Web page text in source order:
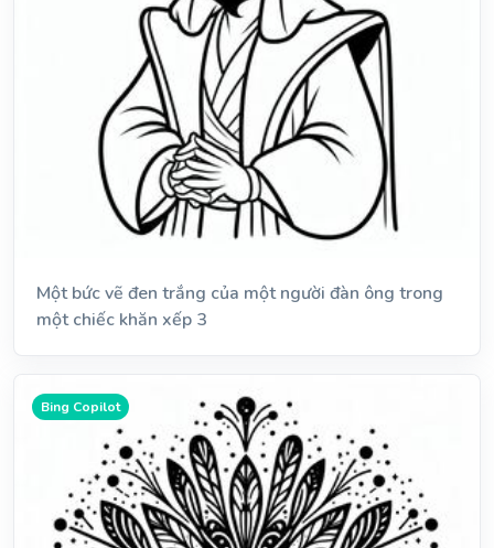
Một bức vẽ đen trắng của một người đàn ông trong
một chiếc khăn xếp 3
Bing Copilot